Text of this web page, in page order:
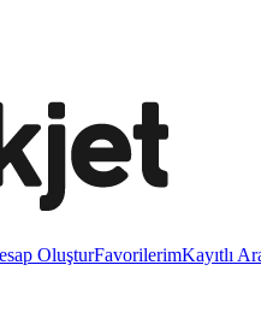
OluşturFavorilerimKayıtlı